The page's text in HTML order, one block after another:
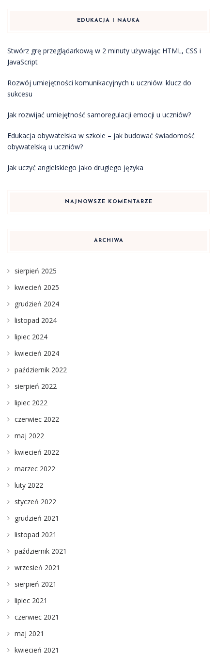
EDUKACJA I NAUKA
Stwórz grę przeglądarkową w 2 minuty używając HTML, CSS i
JavaScript
Rozwój umiejętności komunikacyjnych u uczniów: klucz do
sukcesu
Jak rozwijać umiejętność samoregulacji emocji u uczniów?
Edukacja obywatelska w szkole – jak budować świadomość
obywatelską u uczniów?
Jak uczyć angielskiego jako drugiego języka
NAJNOWSZE KOMENTARZE
ARCHIWA
sierpień 2025
kwiecień 2025
grudzień 2024
listopad 2024
lipiec 2024
kwiecień 2024
październik 2022
sierpień 2022
lipiec 2022
czerwiec 2022
maj 2022
kwiecień 2022
marzec 2022
luty 2022
styczeń 2022
grudzień 2021
listopad 2021
październik 2021
wrzesień 2021
sierpień 2021
lipiec 2021
czerwiec 2021
maj 2021
kwiecień 2021